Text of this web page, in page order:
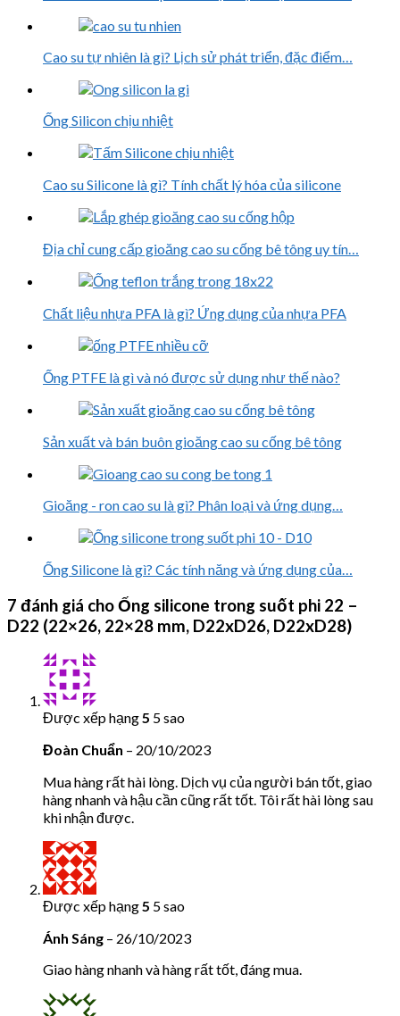
Cao su tự nhiên là gì? Lịch sử phát triển, đặc điểm…
Ống Silicon chịu nhiệt
Cao su Silicone là gì? Tính chất lý hóa của silicone
Địa chỉ cung cấp gioăng cao su cống bê tông uy tín…
Chất liệu nhựa PFA là gì? Ứng dụng của nhựa PFA
Ống PTFE là gì và nó được sử dụng như thế nào?
Sản xuất và bán buôn gioăng cao su cống bê tông
Gioăng - ron cao su là gì? Phân loại và ứng dụng…
Ống Silicone là gì? Các tính năng và ứng dụng của…
7 đánh giá choỐng silicone trong suốt phi 22 –
D22 (22×26, 22×28 mm, D22xD26, D22xD28)
Được xếp hạng 5 5 sao
Đoàn Chuẩn – 20/10/2023
Mua hàng rất hài lòng. Dịch vụ của người bán tốt, giao
hàng nhanh và hậu cần cũng rất tốt. Tôi rất hài lòng sau
khi nhận được.
Được xếp hạng 5 5 sao
Ánh Sáng – 26/10/2023
Giao hàng nhanh và hàng rất tốt, đáng mua.